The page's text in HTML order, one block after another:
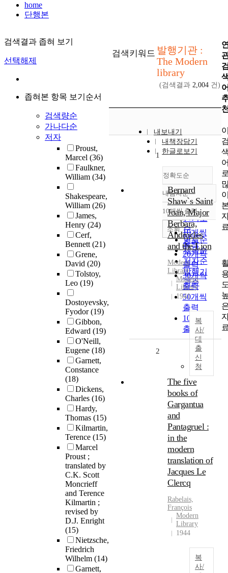
home
단행본
검색결과 좁혀 보기
선택해제
좁혀본 항목 보기순서
검색량순
가나다순
저자
Proust,
Marcel (36)
Faulkner,
William (34)
Shakespeare,
William (26)
James,
Henry (24)
Cerf,
Bennett(21)
Grene,
David (20)
Tolstoy,
Leo (19)
Dostoyevsky,
Fyodor(19)
Gibbon,
Edward (19)
O'Neill,
Eugene (18)
Garnett,
Constance
(18)
Dickens,
Charles (16)
Hardy,
Thomas (15)
Kilmartin,
Terence (15)
Marcel
Proust ;
translated by
C.K. Scott
Moncrieff
and Terence
Kilmartin ;
revised by
D.J. Enright
(15)
Nietzsche,
Friedrich
Wilhelm (14)
Garnett,
검색키워드 발행기관 :
The Modern
library
(검색결과 2,004 건)
내보내기
내책장담기
한글로보기
정확도순
정확도
순
인기도
순
연도순
제목순
저자순
발행기
관순
내림차순
내림차순
10개씩 출력
10개씩
출력
20개씩
출력
30개씩
출력
50개씩
출력
100개씩
출력
조회
1
Bernard
Shaw`s Saint
Joan, Major
Berbara,
Androcles
and the Lion
Modern
Library
Modern
Library
1941
복
사/
대
출
신
청
2
The five
books of
Gargantua
and
Pantagruel :
in the
modern
translation of
Jacques Le
Clercq
Rabelais,
François
Modern
Library
1944
복
사/